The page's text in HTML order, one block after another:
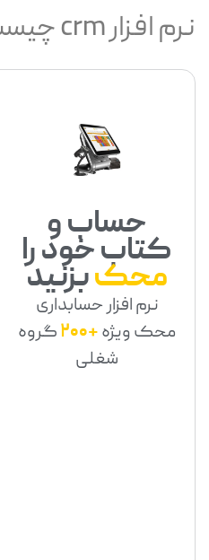
نرم افزار crm چیست؟
حساب و
کتاب خود را
محکبزنید
نرم افزار حسابداری
محک ویژه+200
گروه
شغلی